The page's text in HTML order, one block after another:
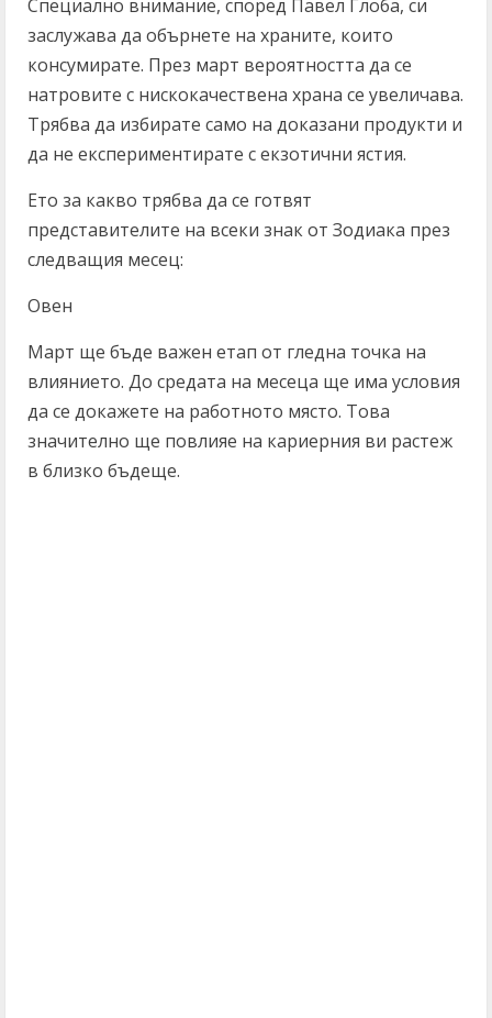
Специално внимание, според Павел Глоба, си
заслужава да обърнете на храните, които
консумирате. През март вероятността да се
натровите с нискокачествена храна се увеличава.
Трябва да избирате само на доказани продукти и
да не експериментирате с екзотични ястия.
Ето за какво трябва да се готвят
представителите на всеки знак от Зодиака през
следващия месец:
Овен
Март ще бъде важен етап от гледна точка на
влиянието. До средата на месеца ще има условия
да се докажете на работното място. Това
значително ще повлияе на кариерния ви растеж
в близко бъдеще.